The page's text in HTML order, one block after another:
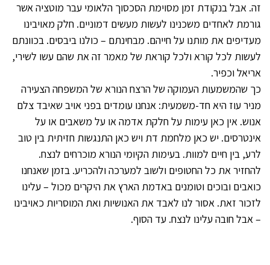
זה. אבל בנקודת זמן מסוימת הסכסוך הלאומי עבר מוטציה אשר
גורמת לאחדים משכנינו לעשות מעשים דמוניים. חלק מאויבינו
מעדיפים את מותנו על חייהם. מבחינתם – כולנו ביבסים. בכוונתם
לעשות לכל קורא ולכל קוראת של מאמר זה את שהם עשו לשירי,
אריאל וכפיר.
כך שהמשמעות העמוקה של הרצח הנורא של המשפחה הצעירה
מניר עוז היא חד-משמעית: אנחנו עומדים בפני אויב שאיבד צלם
אנוש. אין כאן עימות על חלקת אדמה או על משאבים או על
אינטרסים. יש כאן מלחמת דת ויש כאן התנגשות חזיתית בין טוב
לרע, בין חיים למוות. בעימות הקיומי הנורא מוכרחים לנצח.
להחזיר את כל החטופים ולשוב למערכה ולהכריע. בזמן שאנחנו
כואבים ובוכים וטומנים באדמת הארץ את היקרים מכול – עלינו
לזכור זאת. אסור לנו לאבד את האנושיות ואת המוסריות כאויבינו
– אבל חובה עלינו לנצח. עד הסוף.